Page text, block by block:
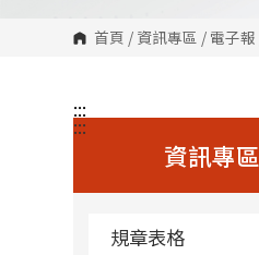
首頁 / 資訊專區 / 電子報
:::
資訊專區
規章表格
:::